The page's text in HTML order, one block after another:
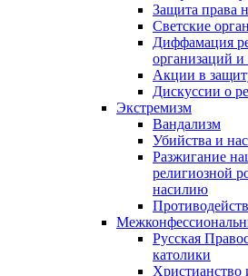
Защита права
Светские
Диффамация
организаций
Акции в
Дискуссии о
Экстремизм
Вандализм
Убийства и
Разжигание
религиозной
насилию
Русская
католики
Христианство